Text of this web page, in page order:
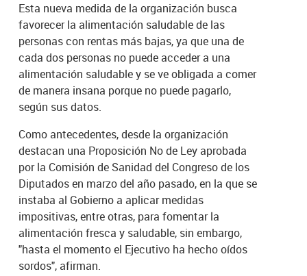
Esta nueva medida de la organización busca
favorecer la alimentación saludable de las
personas con rentas más bajas, ya que una de
cada dos personas no puede acceder a una
alimentación saludable y se ve obligada a comer
de manera insana porque no puede pagarlo,
según sus datos.
Como antecedentes, desde la organización
destacan una Proposición No de Ley aprobada
por la Comisión de Sanidad del Congreso de los
Diputados en marzo del año pasado, en la que se
instaba al Gobierno a aplicar medidas
impositivas, entre otras, para fomentar la
alimentación fresca y saludable, sin embargo,
"hasta el momento el Ejecutivo ha hecho oídos
sordos", afirman.